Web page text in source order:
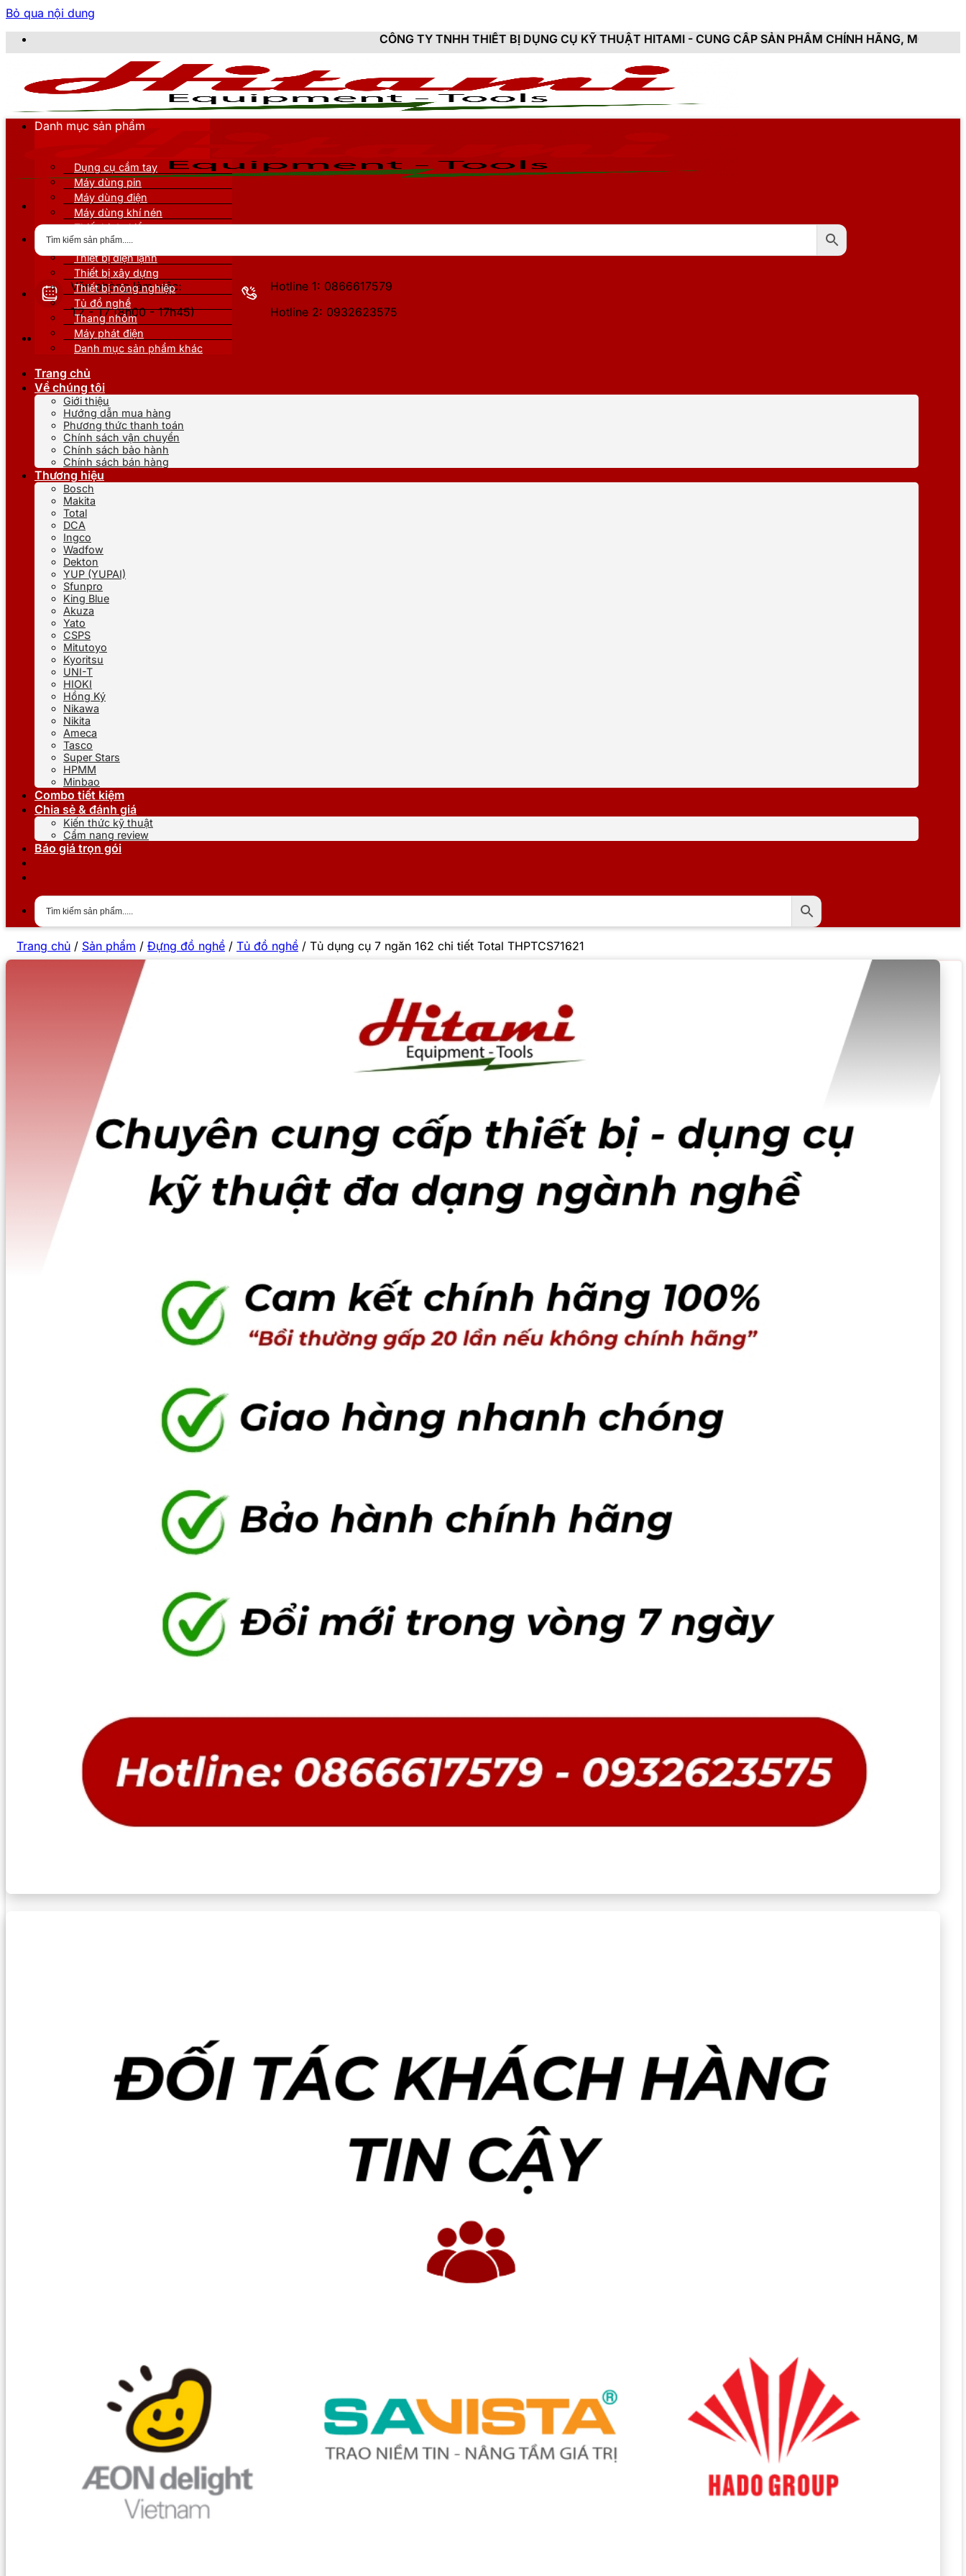
Bỏ qua nội dung
CÔNG TY TNHH THIẾT BỊ DỤNG CỤ KỸ THUẬT HITAMI - CUNG CẤP SẢN PHẨM CHÍNH HÃNG, MỚI 100%, ĐẦY ĐỦ
Văn phòng làm việc:
T2 - T7 (8h00 - 17h45)
Hotline 1: 0866617579
Hotline 2: 0932623575
Danh mục sản phẩm
Dụng cụ cầm tay
Máy dùng pin
Máy dùng điện
Máy dùng khí nén
Thiết bị đo kiểm
Thiết bị nâng đỡ
Thiết bị điện lạnh
Thiết bị xây dựng
Thiết bị nông nghiệp
Tủ đồ nghề
Thang nhôm
Máy phát điện
Danh mục sản phẩm khác
Trang chủ
Về chúng tôi
Giới thiệu
Hướng dẫn mua hàng
Phương thức thanh toán
Chính sách vận chuyển
Chính sách bảo hành
Chính sách bán hàng
Thương hiệu
Bosch
Makita
Total
DCA
Ingco
Wadfow
Dekton
YUP (YUPAI)
Sfunpro
King Blue
Akuza
Yato
CSPS
Mitutoyo
Kyoritsu
UNI-T
HIOKI
Hồng Ký
Nikawa
Nikita
Ameca
Tasco
Super Stars
HPMM
Minbao
Combo tiết kiệm
Chia sẻ & đánh giá
Kiến thức kỹ thuật
Cẩm nang review
Báo giá trọn gói
Trang chủ / Sản phẩm / Đựng đồ nghề / Tủ đồ nghề / Tủ dụng cụ 7 ngăn 162 chi tiết Total THPTCS71621